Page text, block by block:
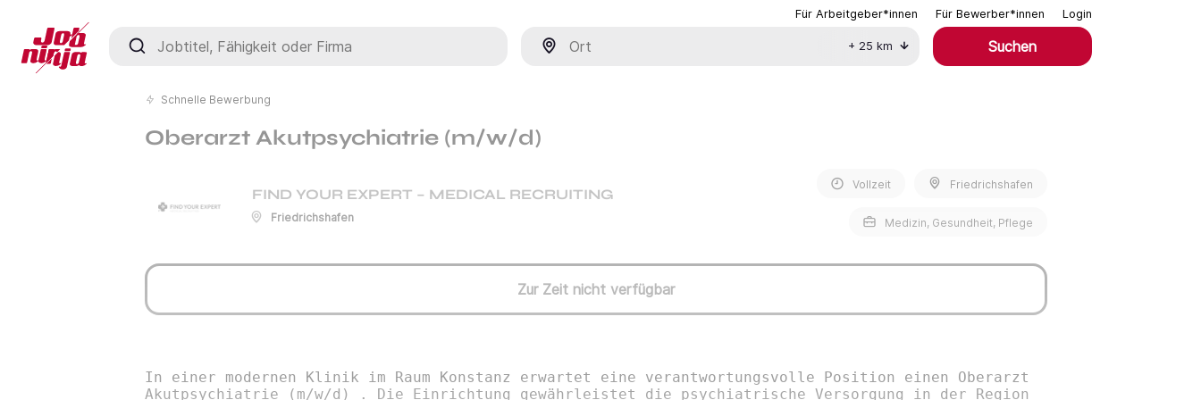
Für Arbeitgeber*innen Für Bewerber*innen Login
Jobtitel, Fähigkeit oder Firma
+ 25 km Suchen
Schnelle Bewerbung
Oberarzt Akutpsychiatrie (m/w/d)
FIND YOUR EXPERT – MEDICAL RECRUITING
Friedrichshafen
Vollzeit Friedrichshafen
Medizin, Gesundheit, Pflege
Zur Zeit nicht verfügbar
In einer modernen Klinik im Raum Konstanz erwartet eine verantwortungsvolle Position einen Oberarzt
Akutpsychiatrie (m/w/d) . Die Einrichtung gewährleistet die psychiatrische Versorgung in der Region